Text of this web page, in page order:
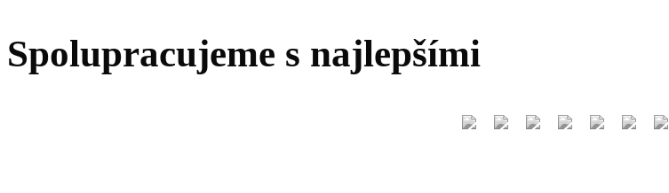
Spolupracujeme s najlepšími